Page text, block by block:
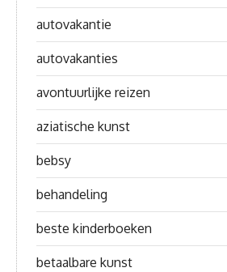
autovakantie
autovakanties
avontuurlijke reizen
aziatische kunst
bebsy
behandeling
beste kinderboeken
betaalbare kunst